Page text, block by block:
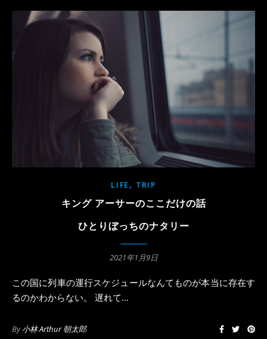
LIFE , TRIP
キング アーサーのここだけの話
ひとりぼっちのナタリー
2021年1月9日
この国に列車の運行スケジュールなんてものが本当に存在す
るのかわからない。 遅れて…
By小林 Arthur 朝太郎